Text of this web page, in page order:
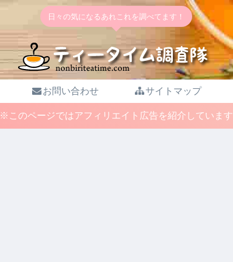
日々の気になるあれこれを調べてます！
お問い合わせ サイトマップ
※このページではアフィリエイト広告を紹介しています